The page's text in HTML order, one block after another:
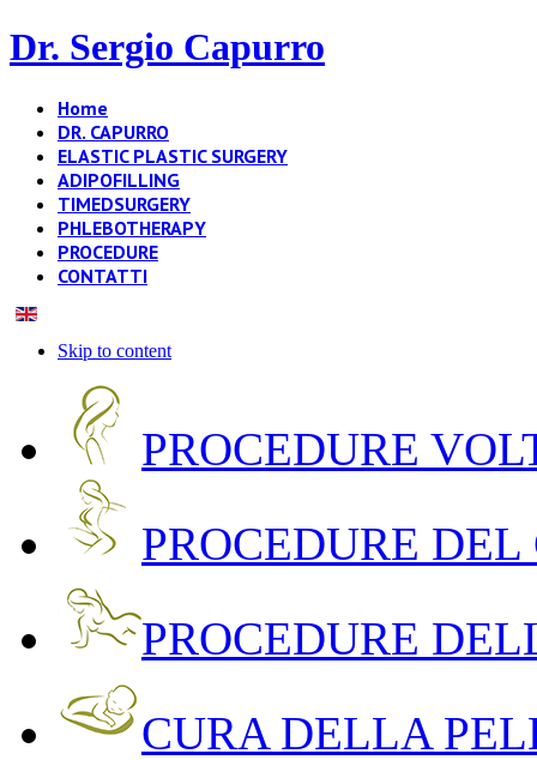
Dr. Sergio Capurro
Home
DR. CAPURRO
ELASTIC PLASTIC SURGERY
ADIPOFILLING
TIMEDSURGERY
PHLEBOTHERAPY
PROCEDURE
CONTATTI
Skip to content
PROCEDURE
PROCEDURE DEL
PROCEDURE
CURA DELLA